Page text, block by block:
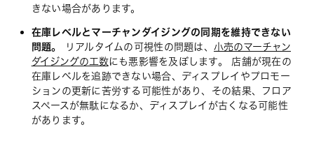
きない場合があります。
在庫レベルとマーチャンダイジングの同期を維持できない
問題。
リアルタイムの可視性の問題は、 小売のマーチャン
ダイジングの工数にも悪影響を及ぼします。 店舗が現在の
在庫レベルを追跡できない場合、ディスプレイやプロモー
ションの更新に苦労する可能性があり、その結果、フロア
スペースが無駄になるか、ディスプレイが古くなる可能性
があります。